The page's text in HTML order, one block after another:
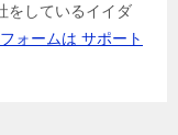
をしているイイダ
ォームは サポート